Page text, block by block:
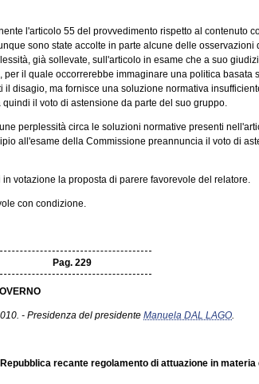
l'articolo 55 del provvedimento rispetto al contenuto
sono state accolte in parte alcune delle osservazioni
già sollevate, sull'articolo in esame che a suo
il quale occorrerebbe immaginare una politica basata
disagio, ma fornisce una soluzione normativa
il voto di astensione da parte del suo gruppo.
perplessità circa le soluzioni normative presenti
all'esame della Commissione preannuncia il voto di
votazione la proposta di parere favorevole del relatore.
con condizione.
Pag. 229
- Presidenza del presidente Manuela DAL LAGO.
recante regolamento di attuazione in